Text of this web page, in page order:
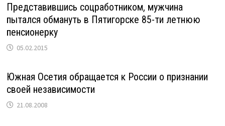
Представившись соцработником, мужчина
пытался обмануть в Пятигорске 85-ти летнюю
пенсионерку
05.02.2015
Южная Осетия обращается к России о признании
своей независимости
21.08.2008